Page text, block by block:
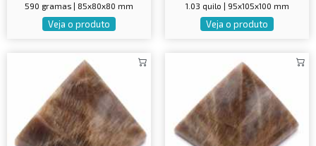
590 gramas | 85x80x80 mm
Veja o produto
1.03 quilo | 95x105x100 mm
Veja o produto